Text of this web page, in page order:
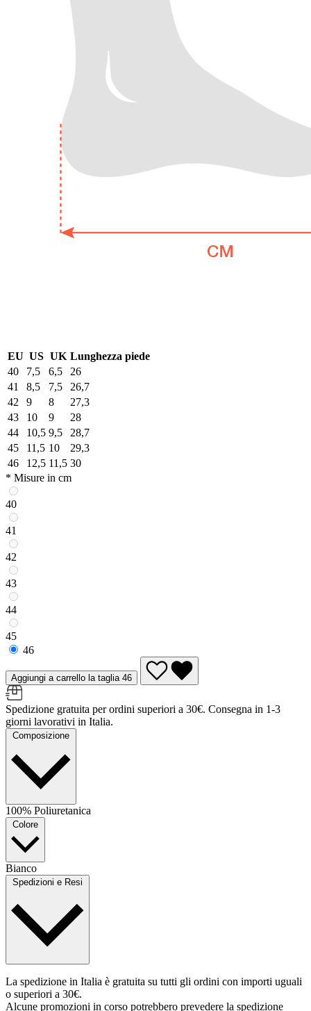
EU US UK Lunghezza piede
40
7,5 6,5
26
41
8,5 7,5
26,7
42
9 8
27,3
43
10 9
28
44
10,5 9,5
28,7
45
11,5 10
29,3
46
12,5 11,5 30
* Misure in cm
40
41
42
43
44
45
46
Aggiungi a carrello la taglia 46
Spedizione gratuita per ordini superiori a 30€. Consegna in 1-3
giorni lavorativi in Italia.
Composizione
100% Poliuretanica
Colore
Bianco
Spedizioni e Resi
La spedizione in Italia è gratuita su tutti gli ordini con importi uguali
o superiori a 30€.
Alcune promozioni in corso potrebbero prevedere la spedizione